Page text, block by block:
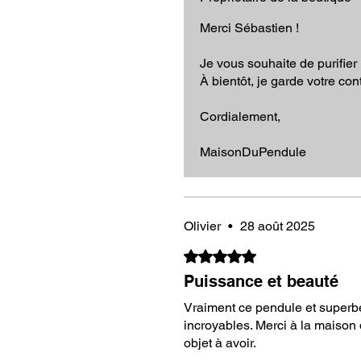
Travaux divinatoires
Équilibre et Stabilité de ce pendule
Avec son poids optimal entre 30
exigeantes.
Pochette de Protection
parfaite pour protéger votre
Cadeau Offert: Unefleur de
purifier et recharger votre
Commandez dès maintenant
Merci Sébastien !
Je vous souhaite de
À bientôt, je garde votre
Cordialement,
MaisonDuPendule
Olivier • 28 août 2025
Noté 5 sur 5.
Puissance et beauté
Vraiment ce pendule et
incroyables. Merci à la
objet à avoir.